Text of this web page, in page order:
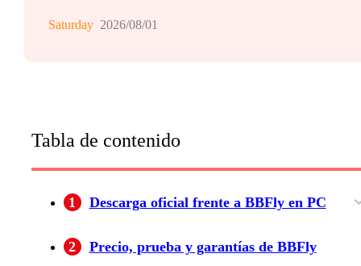
Saturday 2026/08/01
Tabla de contenido
1 Descarga oficial frente a BBFly en PC
2 Precio, prueba y garantías de BBFly